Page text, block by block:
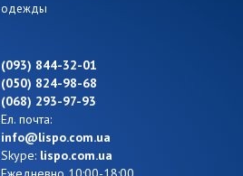
одежды
(093) 844-32-01
(050) 824-98-68
(068) 293-97-93
Ел. почта:
info@lispo.com.ua
Skype: lispo.com.ua